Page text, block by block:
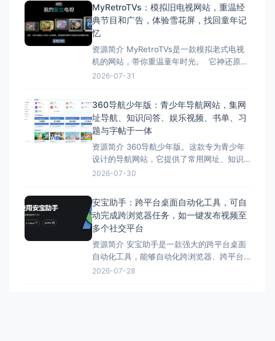
免费使用、丰富的模板种类、高度可定制
性、精准的矢量文件下载、操作简
MyRetroTVs：模拟旧电视网站，重温经
典节目和广告，体验雪花屏，找回童年记
忆
资源简介 MyRetroTVs是一款模拟老式电视
机的网站，带你重温童年时光。 它神还原了
各种经典电视机模型，用户可以切换频道，
人仿佛回到了童年。这款网站提供了许多复
古电视节目和广告，勾起用户的回忆。 无
2026-07-31
360导航少年版：青少年导航网站，集网
址导航、知识问答、娱乐视频、书单、习
题与字帖于一体
资源简介 360导航少年版。这款专为青少年
设计的导航网站，它提供了常用网址、知识
问答、营养视频、书单、口算题和字帖打印
精选内容、过滤不良信息、支持实用工具
等。 总的来说，“360导航少年版”，让家长
和孩子都能
2026-07-30
安宝助手：跨平台桌面自动化工具，可自
动完成跨浏览器任务，如一键发布视频至
多个社交平台
资源简介 安宝助手是一款强大的跨平台桌面
自动化工具，能够自动化跨浏览器、跨平台
的任务，例如一键发布视频到多个社交媒体
2026-07-28